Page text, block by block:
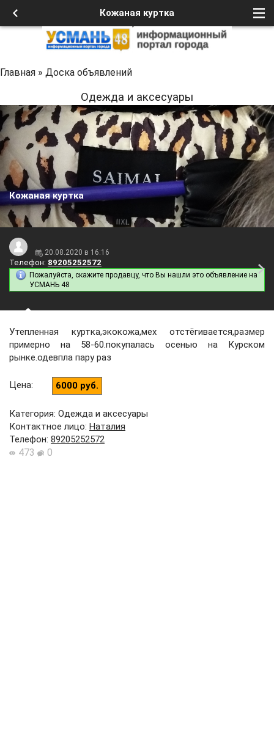
Кожаная куртка
Главная » Доска объявлений
Одежда и аксесуары
Кожаная куртка
20.08.2020 в 16:16
Телефон: 89205252572
Пожалуйста, скажите продавцу, что Вы нашли это объявление на
УСМАНЬ 48
Утепленная куртка,экокожа,мех отстёгивается,размер
примерно на 58-60.покупалась осенью на Курском
рынке.одевпла пару раз
Цена: 6000 руб.
Категория: Одежда и аксесуары
Контактное лицо: Наталия
Телефон: 89205252572
473 0